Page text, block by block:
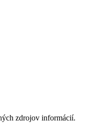
zdrojov informácií.